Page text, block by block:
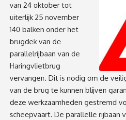
van 24 oktober tot
uiterlijk 25 november
140 balken onder het
brugdek van de
parallelrijbaan van de
Haringvlietbrug
vervangen. Dit is nodig om de
van de brug te kunnen blijven
deze werkzaamheden gestremd
scheepvaart. De parallelle rijbaan